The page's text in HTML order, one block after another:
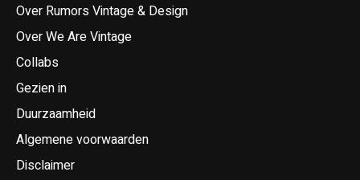
Over Rumors Vintage & Design
Over We Are Vintage
Collabs
Gezien in
Duurzaamheid
Algemene voorwaarden
Disclaimer